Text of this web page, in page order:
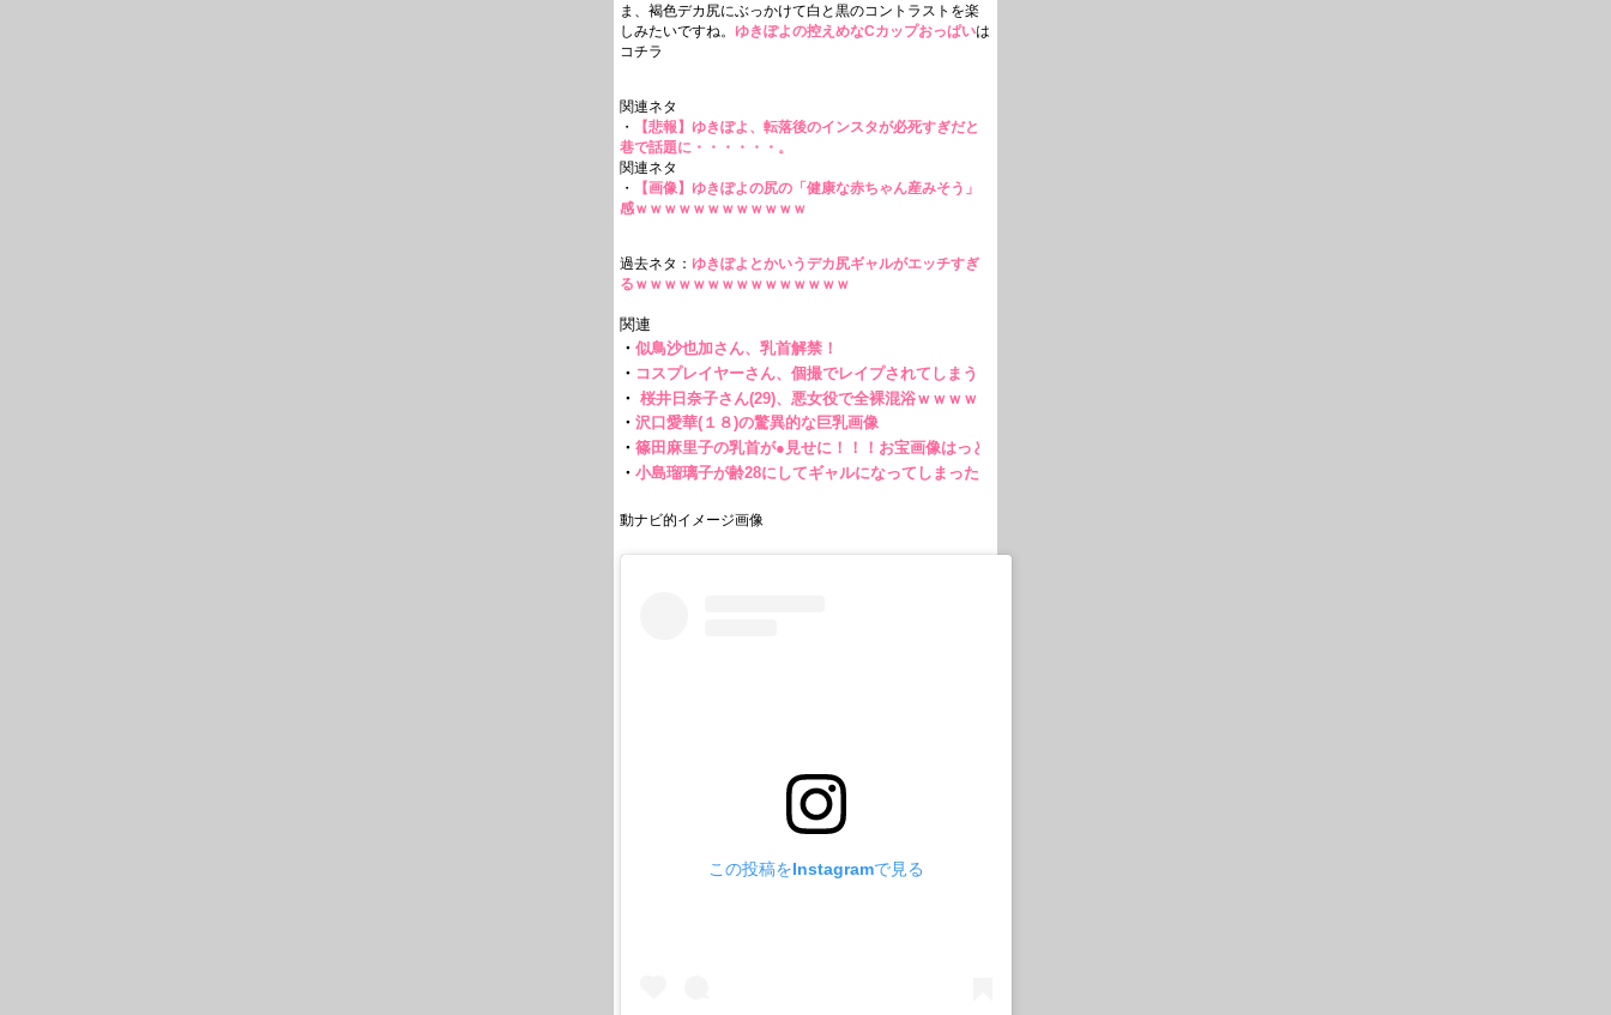
ま、褐色デカ尻にぶっかけて白と黒のコントラストを楽
しみたいですね。 ゆきぽよの控えめなCカップおっぱいは
コチラ
関連ネタ
・
【悲報】ゆきぽよ、転落後のインスタが必死すぎだと
巷で話題に・・・・・・。
関連ネタ
・
【画像】ゆきぽよの尻の「健康な赤ちゃん産みそう」
感ｗｗｗｗｗｗｗｗｗｗｗｗ
過去ネタ： ゆきぽよとかいうデカ尻ギャルがエッチすぎ
るｗｗｗｗｗｗｗｗｗｗｗｗｗｗｗ
動ナビ的イメージ画像
この投稿をInstagramで見る